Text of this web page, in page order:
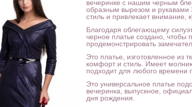
вечеринке с нашим черным
образным вырезом и рукавами
стиль и привлекает внимание,
Благодаря облегающему
черное платье создано, чтобы
продемонстрировать
Это платье, изготовленное из
комфорт и стиль. Имеет
подходит для любого времени
Это универсальное платье
вечеринка, выпускное,
дня рождения.